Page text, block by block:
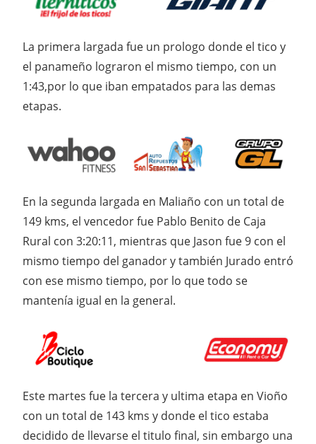
La primera largada fue un prologo donde el tico y
el panameño lograron el mismo tiempo, con un
1:43,por lo que iban empatados para las demas
etapas.
En la segunda largada en Maliaño con un total de
149 kms, el vencedor fue Pablo Benito de Caja
Rural con 3:20:11, mientras que Jason fue 9 con el
mismo tiempo del ganador y también Jurado entró
con ese mismo tiempo, por lo que todo se
mantenía igual en la general.
Este martes fue la tercera y ultima etapa en Vioño
con un total de 143 kms y donde el tico estaba
decidido de llevarse el titulo final, sin embargo una